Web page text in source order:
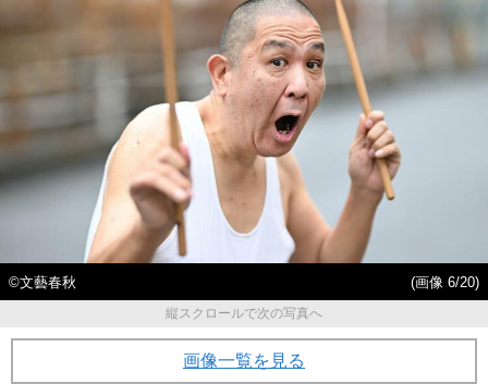
©︎文藝春秋
(画像 6/20)
縦スクロールで次の写真へ
画像一覧を見る